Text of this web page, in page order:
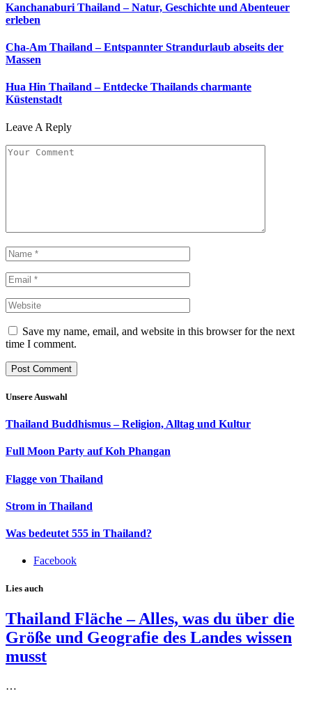
Kanchanaburi Thailand – Natur, Geschichte und Abenteuer
erleben
Cha-Am Thailand – Entspannter Strandurlaub abseits der
Massen
Hua Hin Thailand – Entdecke Thailands charmante
Küstenstadt
Leave A Reply
Save my name, email, and website in this browser for the next
time I comment.
Unsere Auswahl
Thailand Buddhismus – Religion, Alltag und Kultur
Full Moon Party auf Koh Phangan
Flagge von Thailand
Strom in Thailand
Was bedeutet 555 in Thailand?
Facebook
Lies auch
Thailand Fläche – Alles, was du über die
Größe und Geografie des Landes wissen
musst
…